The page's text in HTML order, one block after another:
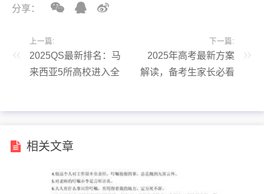
分享：
上一篇:
2025QS最新排名：马
来西亚5所高校进入全
下一篇:
2025年高考最新方案
解读，备考生家长必看
相关文章